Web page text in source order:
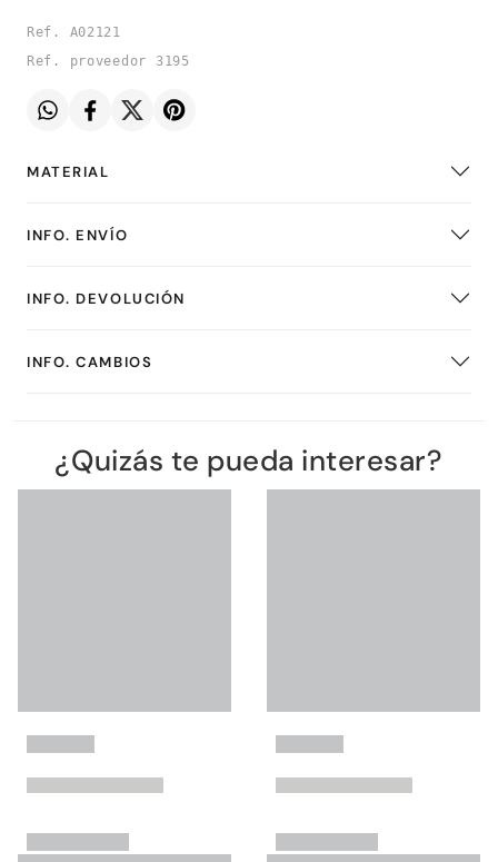
Ref. A02121
Ref. proveedor 3195
MATERIAL
INFO. ENVÍO
INFO. DEVOLUCIÓN
INFO. CAMBIOS
¿Quizás te pueda interesar?